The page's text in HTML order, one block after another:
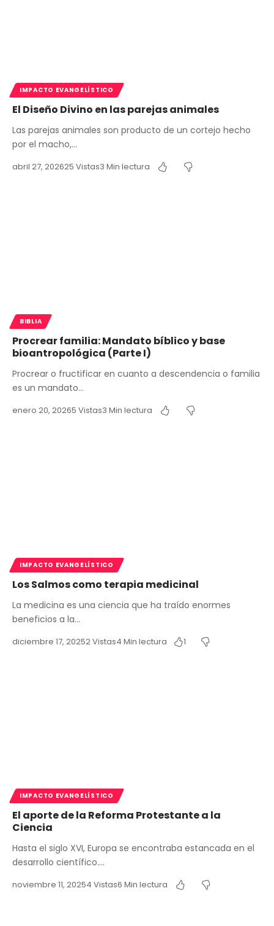
IMPACTO EVANGELÍSTICO
El Diseño Divino en las parejas animales
Las parejas animales son producto de un cortejo hecho
por el macho,…
abril 27, 202625 Vistas3 Min lectura
BIBLIA
Procrear familia: Mandato bíblico y base
bioantropológica (Parte I)
Procrear o fructificar en cuanto a descendencia o familia
es un mandato…
enero 20, 20265 Vistas3 Min lectura
IMPACTO EVANGELÍSTICO
Los Salmos como terapia medicinal
La medicina es una ciencia que ha traído enormes
beneficios a la…
diciembre 17, 20252 Vistas4 Min lectura 1
IMPACTO EVANGELÍSTICO
El aporte de la Reforma Protestante a la
Ciencia
Hasta el siglo XVI, Europa se encontraba estancada en el
desarrollo científico.…
noviembre 11, 20254 Vistas6 Min lectura